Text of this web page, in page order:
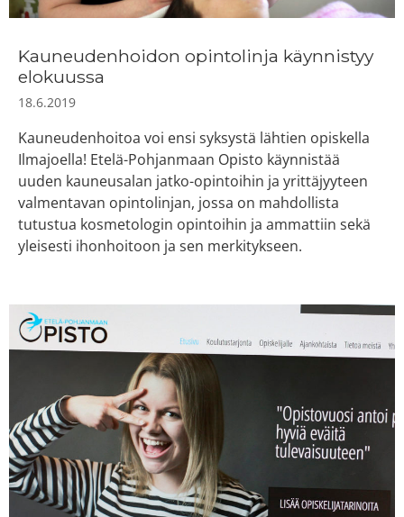
Kauneudenhoidon opintolinja käynnistyy
elokuussa
18.6.2019
Kauneudenhoitoa voi ensi syksystä lähtien opiskella
Ilmajoella! Etelä-Pohjanmaan Opisto käynnistää
uuden kauneusalan jatko-opintoihin ja yrittäjyyteen
valmentavan opintolinjan, jossa on mahdollista
tutustua kosmetologin opintoihin ja ammattiin sekä
yleisesti ihonhoitoon ja sen merkitykseen.